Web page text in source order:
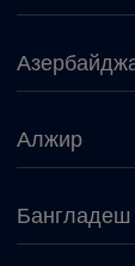
Алжир
Бангладеш